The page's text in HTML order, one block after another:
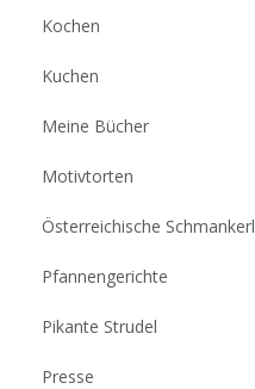
Kochen
Kuchen
Meine Bücher
Motivtorten
Österreichische Schmankerl
Pfannengerichte
Pikante Strudel
Presse